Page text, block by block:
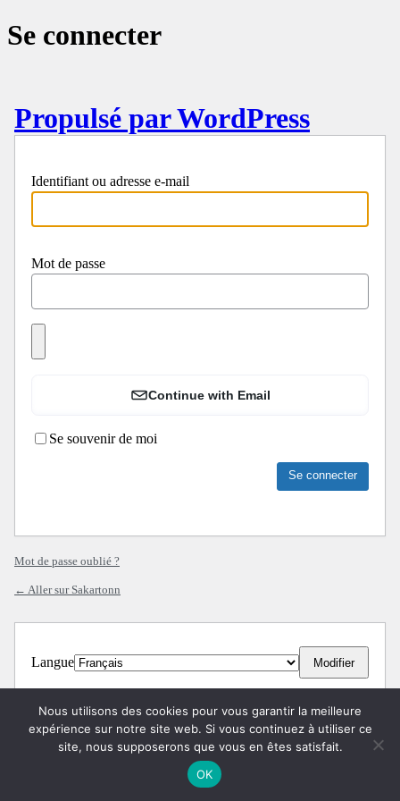
Se connecter
Propulsé par WordPress
Identifiant ou adresse e-mail
Mot de passe
Continue with Email
Se souvenir de moi
Mot de passe oublié ?
← Aller sur Sakartonn
Langue
Nous utilisons des cookies pour vous garantir la meilleure
expérience sur notre site web. Si vous continuez à utiliser ce
site, nous supposerons que vous en êtes satisfait.
OK